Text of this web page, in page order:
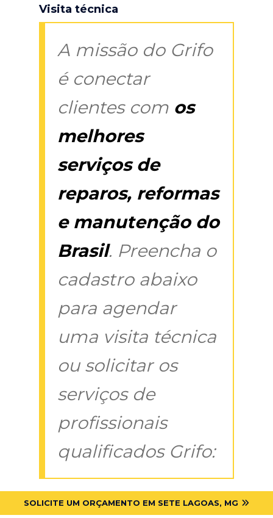
Visita técnica
A missão do Grifo
é conectar
clientes com os
melhores
serviços de
reparos, reformas
e manutenção do
Brasil. Preencha o
cadastro abaixo
para agendar
uma visita técnica
ou solicitar os
serviços de
profissionais
qualificados Grifo:
SOLICITE UM ORÇAMENTO EM SETE LAGOAS, MG